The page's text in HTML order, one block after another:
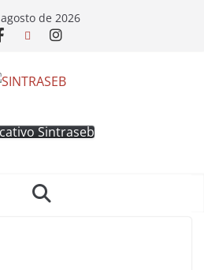
de 2026
Sintraseb